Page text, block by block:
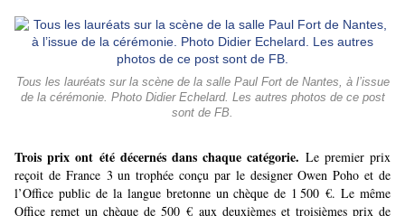
Tous les lauréats sur la scène de la salle Paul Fort de Nantes, à l’issue
de la cérémonie. Photo Didier Echelard. Les autres photos de ce post
sont de FB.
Trois prix ont été décernés dans chaque catégorie. Le premier prix
reçoit de France 3 un trophée conçu par le designer Owen Poho et de
l’Office public de la langue bretonne un chèque de 1 500 €. Le même
Office remet un chèque de 500 € aux deuxièmes et troisièmes prix de